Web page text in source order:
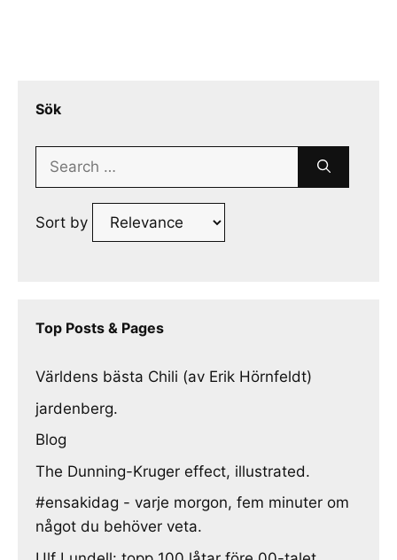
Sök
Search
Sort by
Top Posts & Pages
Världens bästa Chili (av Erik Hörnfeldt)
jardenberg.
Blog
The Dunning-Kruger effect, illustrated.
#ensakidag - varje morgon, fem minuter om
något du behöver veta.